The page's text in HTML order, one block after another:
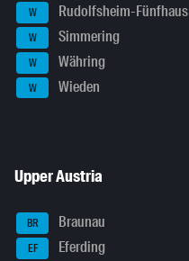
W Rudolfsheim-Fünfhaus
W Simmering
W Währing
W Wieden
Upper Austria
BR Braunau
EF Eferding